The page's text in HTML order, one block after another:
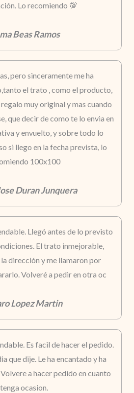
Lo recomiendo 💯
Beas Ramos
pero sinceramente me ha
el trato , como el producto,
muy original y mas cuando
que decir de como te lo envia en
y envuelto, y sobre todo lo
si llego en la fecha prevista, lo
100x100
Duran Junquera
Llegó antes de lo previsto
El trato inmejorable,
dirección y me llamaron por
Volveré a pedir en otra oc
Lopez Martin
Es facil de hacer el pedido.
que dije. Le ha encantado y ha
a hacer pedido en cuanto
tenga ocasion.